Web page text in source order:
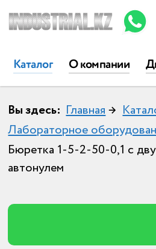
Каталог О компании
Вы здесь: Главная →
Лабораторное
Бюретка 1-5-2-50-0,1 с
автонулем